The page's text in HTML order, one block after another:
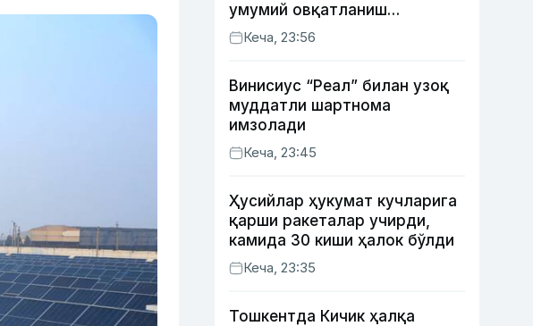
умумий овқатланиш
корхоналари қанча солиқ
тўлагани очиқланди
Кеча, 23:56
Винисиус “Реал” билан узоқ
муддатли шартнома
имзолади
Кеча, 23:45
Ҳусийлар ҳукумат кучларига
қарши ракеталар учирди,
камида 30 киши ҳалок бўлди
Кеча, 23:35
Тошкентда Кичик ҳалқа